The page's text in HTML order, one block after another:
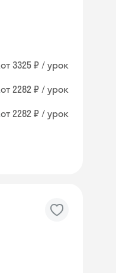
от 3325 ₽ / урок
от 2282 ₽ / урок
от 2282 ₽ / урок